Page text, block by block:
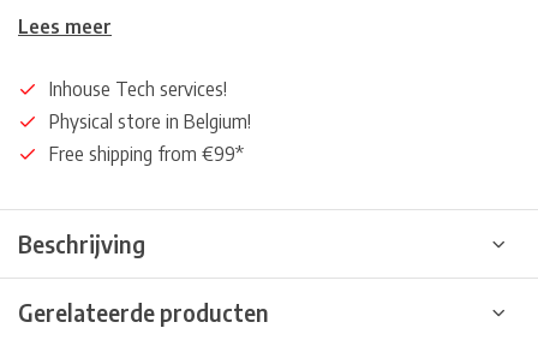
Lees meer
Inhouse Tech services!
Physical store in Belgium!
Free shipping from €99*
Beschrijving
Gerelateerde producten